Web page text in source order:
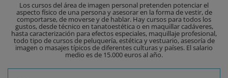
Los cursos del área de imagen personal pretenden potenciar el
aspecto físico de una persona y asesorar en la forma de vestir, de
comportarse, de moverse y de hablar. Hay cursos para todos los
gustos, desde técnico en tanatoestética o en maquillar cadáveres,
hasta caracterización para efectos especiales, maquillaje profesional,
todo tipo de cursos de peluquería, estética y vestuario, asesoría de
imagen o masajes típicos de diferentes culturas y países. El salario
medio es de 15.000 euros al año.